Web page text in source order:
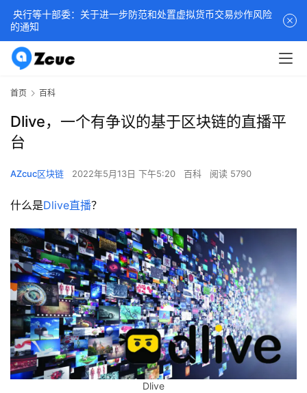
首页 百科
Dlive，一个有争议的基于区块链的直播平
台
AZcuc区块链 2022年5月13日 下午5:20 百科 阅读 5790
什么是Dlive直播？
Dlive
央行等十部委：关于进一步防范和处置虚拟货币交易炒作风险
的通知